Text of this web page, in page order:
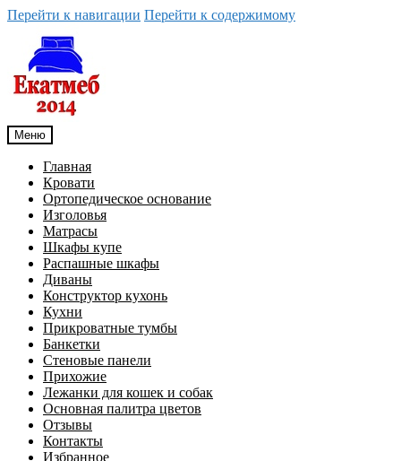
Перейти к навигации Перейти к содержимому
Меню
Главная
Кровати
Ортопедическое основание
Изголовья
Матрасы
Шкафы купе
Распашные шкафы
Диваны
Конструктор кухонь
Кухни
Прикроватные тумбы
Банкетки
Стеновые панели
Прихожие
Лежанки для кошек и собак
Основная палитра цветов
Отзывы
Контакты
Избранное